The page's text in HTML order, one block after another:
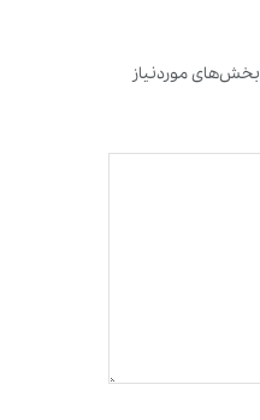
بخش‌های موردنیاز